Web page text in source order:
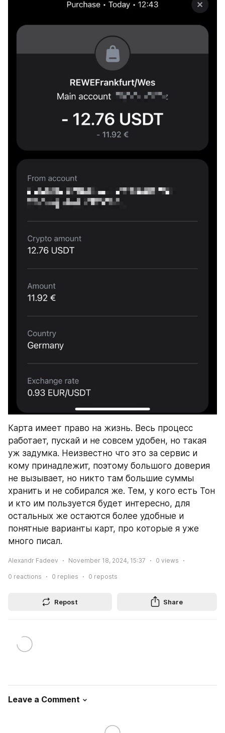
Карта имеет право на жизнь. Весь процесс
работает, пускай и не совсем удобен, но такая
уж задумка. Неизвестно что это за сервис и
кому принадлежит, поэтому большого доверия
не вызывает, но никто там большие суммы
хранить и не собирался же. Тем, у кого есть Тон
и кто им пользуется будет интересно, для
остальных же остаются более удобные и
понятные варианты карт, про которые я уже
много писал.
Alexandr Fadeev November 18, 2024, 15:37 0 views
0 reactions 0 replies 0 reposts
Repost Share
Leave a Comment